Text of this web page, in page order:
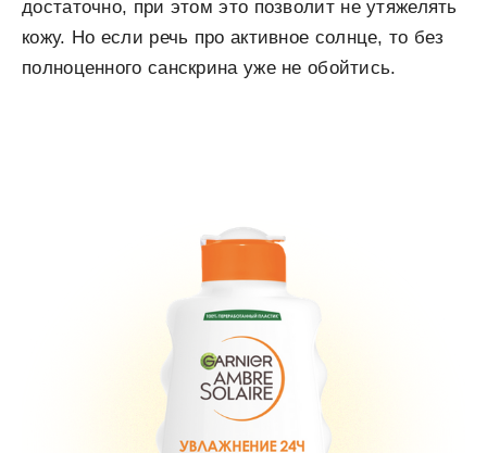
достаточно, при этом это позволит не утяжелять
кожу. Но если речь про активное солнце, то без
полноценного санскрина уже не обойтись.